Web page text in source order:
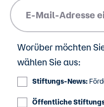
Worüber möchten
wählen Sie aus:
Stiftungs-News:
Öffentliche